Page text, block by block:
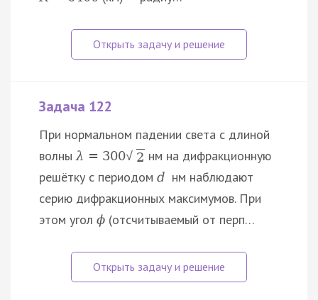
Задача 122
При нормальном падении света с длиной
волныλ = 300√ 2 нм на дифракционную
решётку с периодом d нм наблюдают
серию дифракционных максимумов. При
этом угол ϕ (отсчитываемый от перп…